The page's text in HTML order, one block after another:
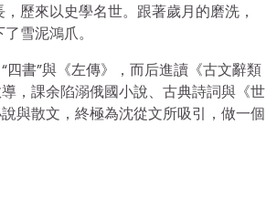
歷來以史學名世。跟著歲月的磨洗，
雪泥鴻爪。
書”與《左傳》，而后進讀《古文辭類
，課余陷溺俄國小說、古典詩詞與《世
與散文，終極為沈從文所吸引，做一個